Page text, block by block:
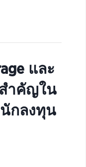
และ
สำคัญใน
นักลงทุน